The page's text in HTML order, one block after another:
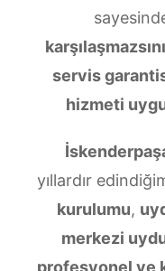
servis
hizmeti
yıllardır
kurulumu,
merkezi
profesyonel ve